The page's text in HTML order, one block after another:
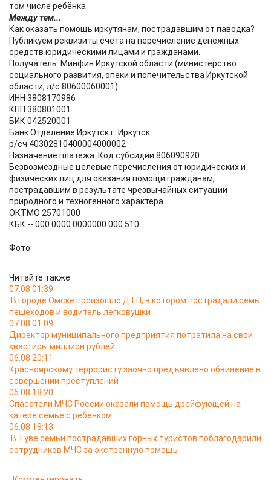
том числе ребёнка.
Между тем...
Как оказать помощь иркутянам, пострадавшим от паводка?
Публикуем реквизиты счёта на перечисление денежных
средств юридическими лицами и гражданами.
Получатель: Минфин Иркутской области (министерство
социального развития, опеки и попечительства Иркутской
области, л/с 80600060001)
ИНН 3808170986
КПП 380801001
БИК 042520001
Банк Отделение Иркутск г. Иркутск
р/сч 40302810400004000002
Назначение платежа: Код субсидии 806090920.
Безвозмездные целевые перечисления от юридических и
физических лиц для оказания помощи гражданам,
пострадавшим в результате чрезвычайных ситуаций
природного и техногенного характера.
ОКТМО 25701000
КБК -- 000 0000 0000000 000 510
Фото:
Читайте также
07.08 01:39
В городе Омске произошло ДТП, в котором пострадали семь
пешеходов и водитель легковушки
07.08 01:09
Директор муниципального предприятия потратила на свои
квартиры миллион рублей
06.08 20:11
Красноярскому террористу заочно предъявлено обвинение в
совершении преступлений
06.08 18:20
Спасатели МЧС России оказали помощь дрейфующей на
катере семье с ребёнком
06.08 18:13
В Туве семьи пострадавших горных туристов поблагодарили
сотрудников МЧС за экстренную помощь